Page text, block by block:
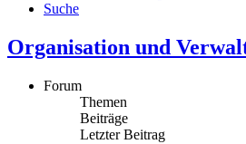
Suche
Organisation und
Forum
Themen
Beiträge
Letzter Beitrag